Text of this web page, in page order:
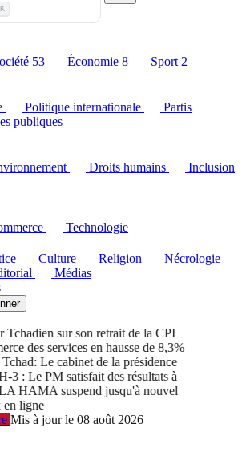
K
53 Économie 8 Sport 2
Politique internationale
Partis
publiques
Droits humains
Inclusion
Technologie
Culture Religion
Nécrologie
Médias
sur son retrait de la CPI
des services en hausse de 8,3%
Le cabinet de la présidence
: Le PM satisfait des résultats à
HAMA suspend jusqu'à nouvel
ligne
Mis à jour le 08 août 2026